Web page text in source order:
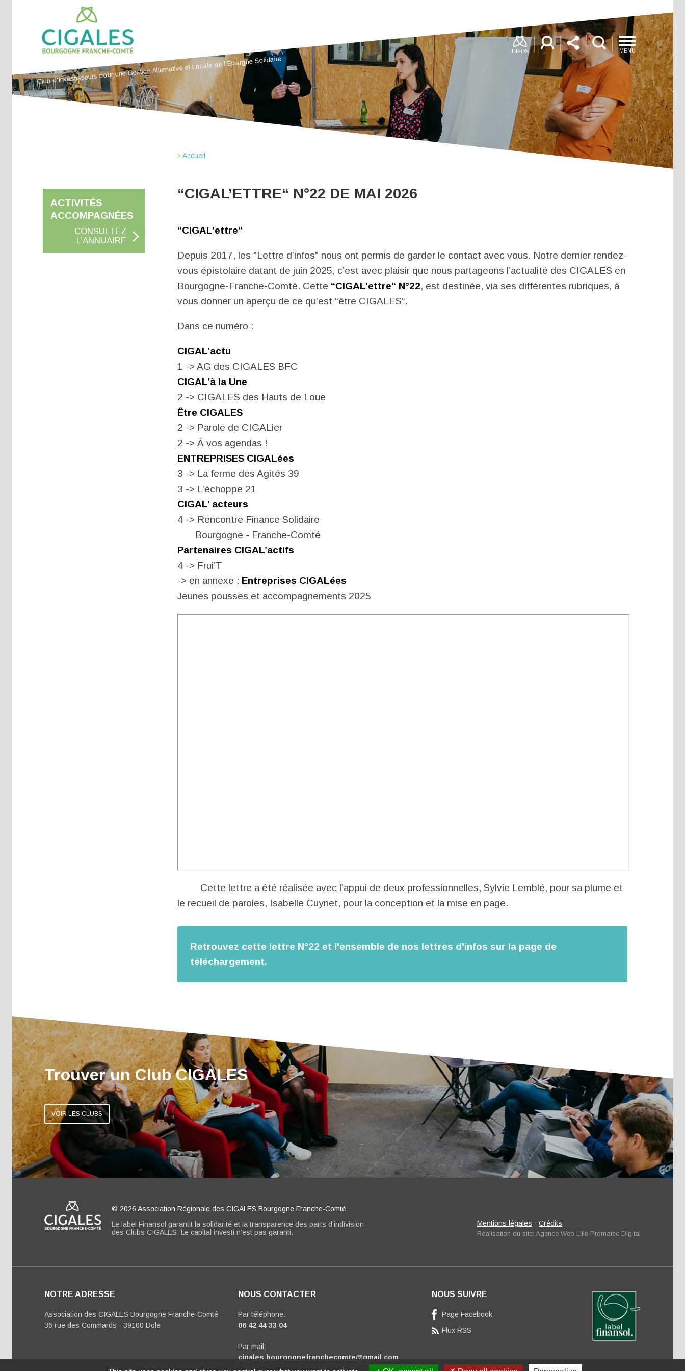
Club d'Investisseurs pour une Gestion Alternative et Locale de l’Épargne Solidaire
MENU
INFOS
ACTIVITÉS
ACCOMPAGNÉES
CONSULTEZ
L’ANNUAIRE
Accueil
“CIGAL’ETTRE“ N°22 DE MAI 2026
“CIGAL’ettre“
Depuis 2017, les "Lettre d’infos" nous ont permis de garder le contact avec vous. Notre dernier rendez-
vous épistolaire datant de juin 2025, c’est avec plaisir que nous partageons l’actualité des CIGALES en
Bourgogne-Franche-Comté. Cette “CIGAL’ettre“ N°22, est destinée, via ses différentes rubriques, à
vous donner un aperçu de ce qu’est “être CIGALES“.
Dans ce numéro :
CIGAL’actu
1 -> AG des CIGALES BFC
CIGAL’à la Une
2 -> CIGALES des Hauts de Loue
Être CIGALES
2 -> Parole de CIGALier
2 -> À vos agendas !
ENTREPRISES CIGALées
3 -> La ferme des Agités 39
3 -> L’échoppe 21
CIGAL’ acteurs
4 -> Rencontre Finance Solidaire
Bourgogne - Franche-Comté
Partenaires CIGAL’actifs
4 -> Frui’T
-> en annexe : Entreprises CIGALées
Jeunes pousses et accompagnements 2025
Cette lettre a été réalisée avec l’appui de deux professionnelles, Sylvie Lemblé, pour sa plume et
le recueil de paroles, Isabelle Cuynet, pour la conception et la mise en page.
Retrouvez cette lettre N°22 et l'ensemble de nos lettres d'infos sur la page de
téléchargement.
Trouver un Club CIGALES
VOIR LES CLUBS
© 2026 Association Régionale des CIGALES Bourgogne Franche-Comté
Le label Finansol garantit la solidarité et la transparence des parts d’indivision
des Clubs CIGALES. Le capital investi n’est pas garanti.
Mentions légales - Crédits
Réalisation du site: Agence Web Lille Promatec Digital
NOTRE ADRESSE
Association des CIGALES Bourgogne Franche-Comté
36 rue des Commards - 39100 Dole
NOUS CONTACTER
Par téléphone:
06 42 44 33 04
Par mail:
cigales.bourgognefranchecomte@gmail.com
NOUS SUIVRE
Page Facebook
Flux RSS